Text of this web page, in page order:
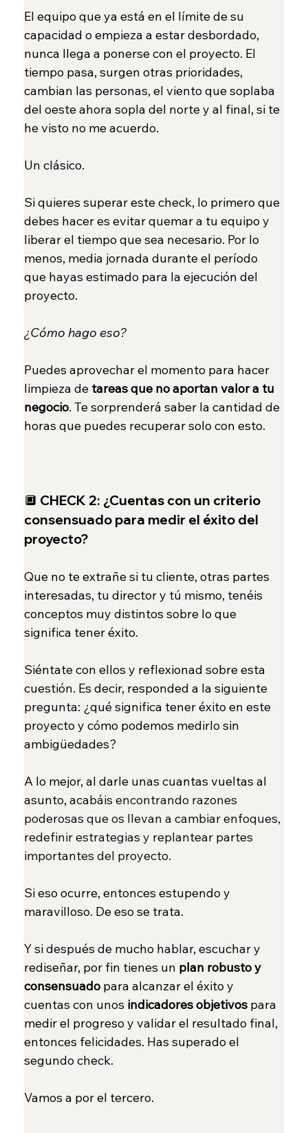
El equipo que ya está en el límite de su
capacidad o empieza a estar desbordado,
nunca llega a ponerse con el proyecto. El
tiempo pasa, surgen otras prioridades,
cambian las personas, el viento que soplaba
del oeste ahora sopla del norte y al final, si te
he visto no me acuerdo.
Un clásico.
Si quieres superar este check, lo primero que
debes hacer es evitar quemar a tu equipo y
liberar el tiempo que sea necesario. Por lo
menos, media jornada durante el período
que hayas estimado para la ejecución del
proyecto.
¿Cómo hago eso?
Puedes aprovechar el momento para hacer
limpieza de tareas que no aportan valor a tu
negocio. Te sorprenderá saber la cantidad de
horas que puedes recuperar solo con esto.
🔲 CHECK 2: ¿Cuentas con un criterio
consensuado para medir el éxito del
proyecto?
Que no te extrañe si tu cliente, otras partes
interesadas, tu director y tú mismo, tenéis
conceptos muy distintos sobre lo que
significa tener éxito.
Siéntate con ellos y reflexionad sobre esta
cuestión. Es decir, responded a la siguiente
pregunta: ¿qué significa tener éxito en este
proyecto y cómo podemos medirlo sin
ambigüedades?
A lo mejor, al darle unas cuantas vueltas al
asunto, acabáis encontrando razones
poderosas que os llevan a cambiar enfoques,
redefinir estrategias y replantear partes
importantes del proyecto.
Si eso ocurre, entonces estupendo y
maravilloso. De eso se trata.
Y si después de mucho hablar, escuchar y
rediseñar, por fin tienes un plan robusto y
consensuado para alcanzar el éxito y
cuentas con unos indicadores objetivos para
medir el progreso y validar el resultado final,
entonces felicidades. Has superado el
segundo check.
Vamos a por el tercero.